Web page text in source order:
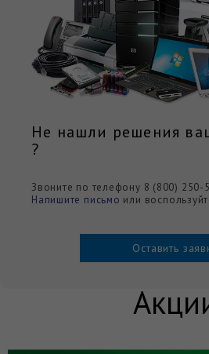
Не нашли решения
?
Звоните по телефону 8 (800) 250-
Напишите письмо или
Оставить